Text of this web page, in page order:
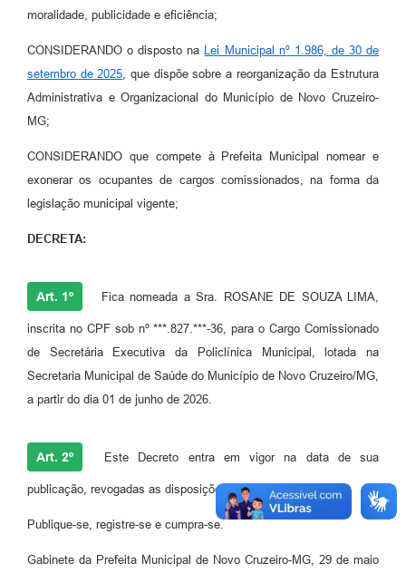
moralidade, publicidade e eficiência;
CONSIDERANDO o disposto na Lei Municipal nº 1.986, de 30 de
setembro de 2025, que dispõe sobre a reorganização da Estrutura
Administrativa e Organizacional do Município de Novo Cruzeiro-
MG;
CONSIDERANDO que compete à Prefeita Municipal nomear e
exonerar os ocupantes de cargos comissionados, na forma da
legislação municipal vigente;
DECRETA:
Art. 1º Fica nomeada a Sra. ROSANE DE SOUZA LIMA,
inscrita no CPF sob nº ***.827.***-36, para o Cargo Comissionado
de Secretária Executiva da Policlínica Municipal, lotada na
Secretaria Municipal de Saúde do Município de Novo Cruzeiro/MG,
a partir do dia 01 de junho de 2026.
Art. 2º Este Decreto entra em vigor na data de sua
publicação, revogadas as disposições em contrário.
Publique-se, registre-se e cumpra-se.
Gabinete da Prefeita Municipal de Novo Cruzeiro-MG, 29 de maio